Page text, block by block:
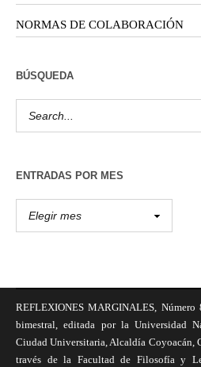
NORMAS DE COLABORACIÓN
BÚSQUEDA
ENTRADAS POR MES
REFLEXIONES MARGINALES,
bimestral, editada por la Universidad
Ciudad Universitaria, Alcaldía Coyoacán,
través de la Facultad de Filosofía y